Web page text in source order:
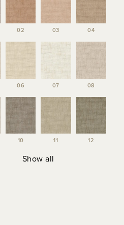
02 03 04
06 07 08
10 11 12
Show all